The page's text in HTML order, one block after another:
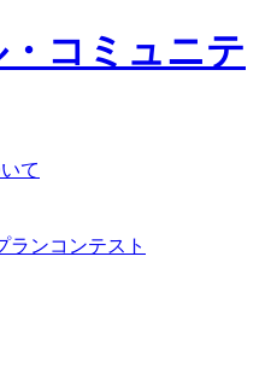
て
ランコンテスト